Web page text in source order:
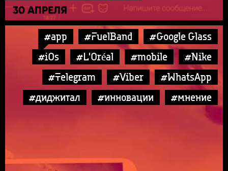
30 АПРЕЛЯ
#app #FuelBand
#Google Glass
#iOs
#L'Oréal #mobile
#Nike
#Telegram
#Viber
#WhatsApp
#диджитал
#инновации #мнение